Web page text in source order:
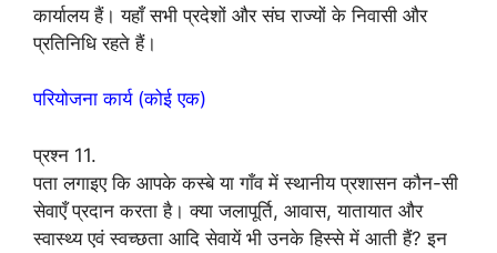
कार्यालय हैं। यहाँ सभी प्रदेशों और संघ राज्यों के निवासी और
प्रतिनिधि रहते हैं।
परियोजना कार्य (कोई एक)
प्रश्न 11.
पता लगाइए कि आपके कस्बे या गाँव में स्थानीय प्रशासन कौन-सी
सेवाएँ प्रदान करता है। क्या जलापूर्ति, आवास, यातायात और
स्वास्थ्य एवं स्वच्छता आदि सेवायें भी उनके हिस्से में आती हैं? इन